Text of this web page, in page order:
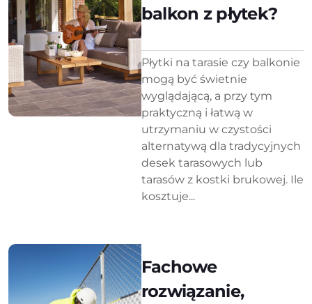
balkon z płytek?
Płytki na tarasie czy balkonie
mogą być świetnie
wyglądającą, a przy tym
praktyczną i łatwą w
utrzymaniu w czystości
alternatywą dla tradycyjnych
desek tarasowych lub
tarasów z kostki brukowej. Ile
kosztuje...
Fachowe
rozwiązanie,